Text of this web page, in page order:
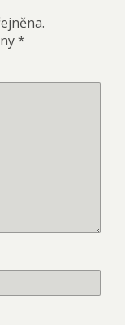
*